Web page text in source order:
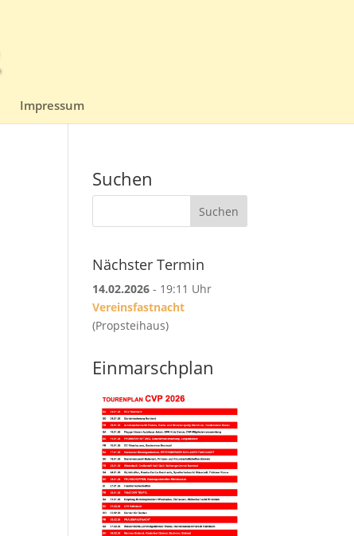
Impressum
Suchen
Suchen
Nächster Termin
14.02.2026 - 19:11 Uhr
Vereinsfastnacht
(Propsteihaus)
Einmarschplan